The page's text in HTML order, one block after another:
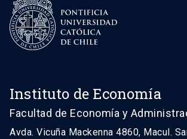
Instituto de Economía
Facultad de Economía y
Avda. Vicuña Mackenna 4860, Macul.